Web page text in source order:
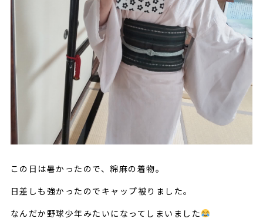
この日は暑かったので、綿麻の着物。
日差しも強かったのでキャップ被りました。
なんだか野球少年みたいになってしまいました